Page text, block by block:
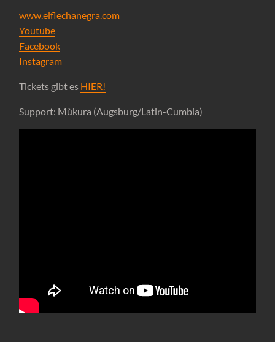
www.elflechanegra.com
Youtube
Facebook
Instagram
Tickets gibt es HIER!
Support: Mùkura (Augsburg/Latin-Cumbia)